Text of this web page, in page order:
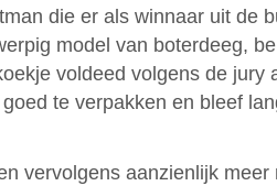
die er als winnaar uit de
model van boterdeeg,
voldeed volgens de jury
te verpakken en bleef
vervolgens aanzienlijk meer